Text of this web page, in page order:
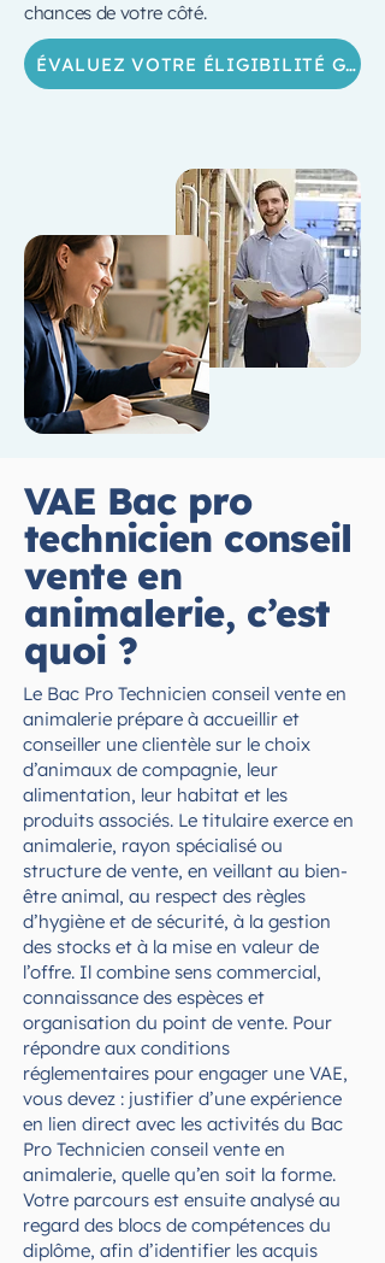
chances de votre côté.
ÉVALUEZ VOTRE ÉLIGIBILITÉ GRATUITEMENT
VAE Bac pro
technicien conseil
vente en
animalerie, c’est
quoi ?
Le Bac Pro Technicien conseil vente en
animalerie prépare à accueillir et
conseiller une clientèle sur le choix
d’animaux de compagnie, leur
alimentation, leur habitat et les
produits associés. Le titulaire exerce en
animalerie, rayon spécialisé ou
structure de vente, en veillant au bien-
être animal, au respect des règles
d’hygiène et de sécurité, à la gestion
des stocks et à la mise en valeur de
l’offre. Il combine sens commercial,
connaissance des espèces et
organisation du point de vente. Pour
répondre aux conditions
réglementaires pour engager une VAE,
vous devez : justifier d’une expérience
en lien direct avec les activités du Bac
Pro Technicien conseil vente en
animalerie, quelle qu’en soit la forme.
Votre parcours est ensuite analysé au
regard des blocs de compétences du
diplôme, afin d’identifier les acquis